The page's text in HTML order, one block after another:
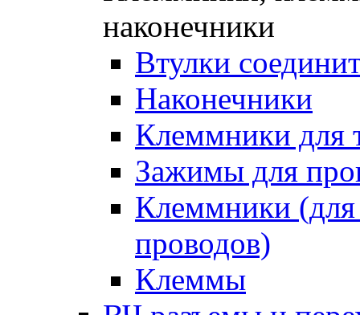
наконечники
Втулки
Наконечники
Клеммники для
Зажимы для
Клеммники (для
проводов)
Клеммы